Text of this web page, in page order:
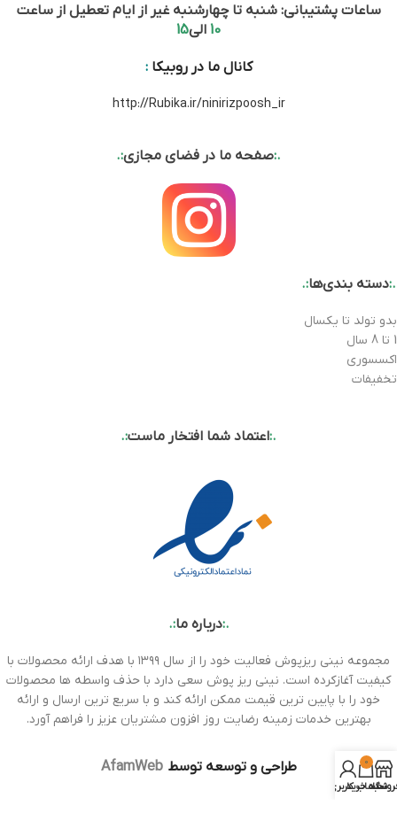
ساعات پشتیبانی: شنبه تا چهارشنبه غیر از ایام تعطیل از ساعت
10 الی15
کانال ما در روبیکا:
http://Rubika.ir/ninirizpoosh_ir
.:صفحه ما در فضای مجازی:.
.:دسته بندی‌ها:.
بدو تولد تا یکسال
1 تا 8 سال
اکسسوری
تخفیفات
.:اعتماد شما افتخار ماست:.
.:درباره ما:.
مجموعه نینی ریزپوش فعالیت خود را از سال ۱۳۹۹ با هدف ارائه محصولات با
کیفیت آغازکرده است. نینی ریز پوش سعی دارد با حذف واسطه ها محصولات
خود را با پایین ترین قیمت ممکن ارائه کند و با سریع ترین ارسال و ارائه
بهترین خدمات زمینه رضایت روز افزون مشتریان عزیز را فراهم آورد.
طراحی و توسعه توسطAfamWeb 0
سبد خرید
حساب کاربری من